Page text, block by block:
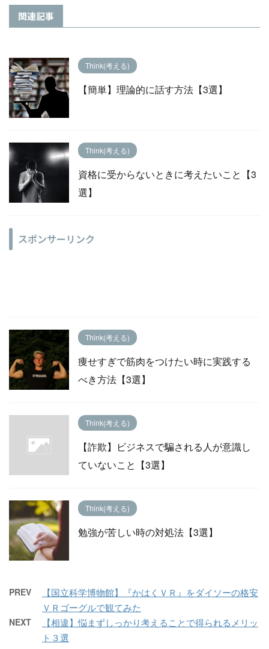
関連記事
Think(考える)
【簡単】理論的に話す方法【3選】
Think(考える)
資格に受からないときに考えたいこと【3
選】
スポンサーリンク
Think(考える)
痩せすぎで筋肉をつけたい時に実践する
べき方法【3選】
Think(考える)
【詐欺】ビジネスで騙される人が意識し
ていないこと【3選】
Think(考える)
勉強が苦しい時の対処法【3選】
PREV
【国立科学博物館】『かはくＶＲ』をダイソーの格安
ＶＲゴーグルで観てみた
NEXT
【相違】悩まずしっかり考えることで得られるメリッ
ト３選